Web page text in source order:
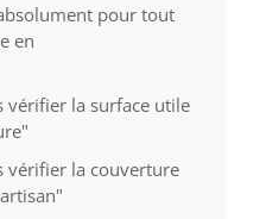
pour tout
en
vérifier la surface utile
vérifier la couverture